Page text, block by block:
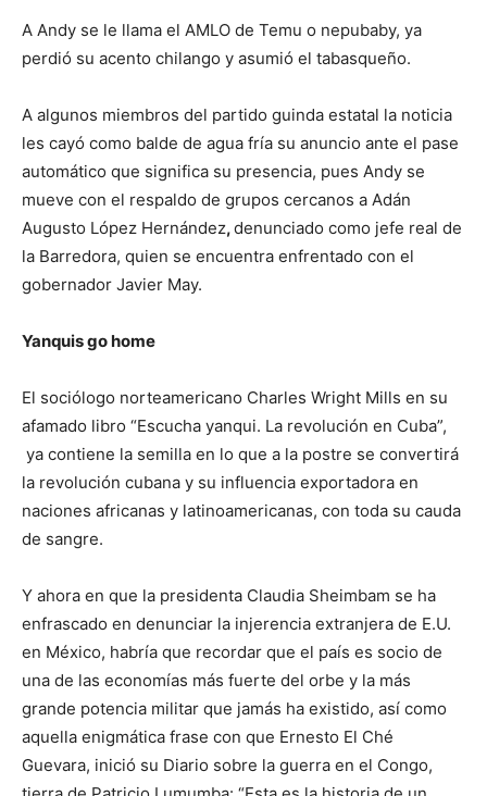
A Andy se le llama el AMLO de Temu o nepubaby, ya
perdió su acento chilango y asumió el tabasqueño.
A algunos miembros del partido guinda estatal la noticia
les cayó como balde de agua fría su anuncio ante el pase
automático que significa su presencia, pues Andy se
mueve con el respaldo de grupos cercanos a Adán
Augusto López Hernández,denunciado como jefe real de
la Barredora, quien se encuentra enfrentado con el
gobernador Javier May.
Yanquis go home
El sociólogo norteamericano Charles Wright Mills en su
afamado libro “Escucha yanqui. La revolución en Cuba”,
ya contiene la semilla en lo que a la postre se convertirá
la revolución cubana y su influencia exportadora en
naciones africanas y latinoamericanas, con toda su cauda
de sangre.
Y ahora en que la presidenta Claudia Sheimbam se ha
enfrascado en denunciar la injerencia extranjera de E.U.
en México, habría que recordar que el país es socio de
una de las economías más fuerte del orbe y la más
grande potencia militar que jamás ha existido, así como
aquella enigmática frase con que Ernesto El Ché
Guevara, inició su Diario sobre la guerra en el Congo,